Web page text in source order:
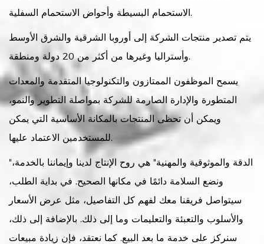
الاستحمام البسيطة وأحواض الاستحمام السفلية.
يتم تصدير منتجات الشركة إلى أوروبا الشرقية والشرق الأوسط
وأستراليا وغيرها من أكثر من 20 دولة ومنطقة.
يسمح الموظفون الممتازون والتكنولوجيا المتقدمة والمعدات
المتطورة والإدارة الصارمة للشركة بمواصلة التطوير والنمو،
ويمكن أن تحظى المنتجات بالمكانة الأساسية التي يمكن
للمستخدمين الاعتماد عليها.
"الدقة والموثوقية والمهنية" هي روح الإنتاج لدينا وإيماننا بالخدمة،
ونضع السلامة دائمًا في مكانها الصحيح. في بداية الطلب،
سيتواصل فريقنا معك لفهم كل التفاصيل، مثل عرض الأسعار
والأسلوب والتعبئة والتعليمات وما إلى ذلك. بالإضافة إلى ذلك،
سنركز على خدمة ما بعد البيع. كما نعتقد، فإن زيادة مبيعات